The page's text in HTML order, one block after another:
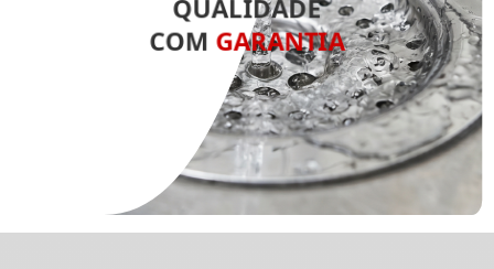
QUALIDADE
COM GARANTIA